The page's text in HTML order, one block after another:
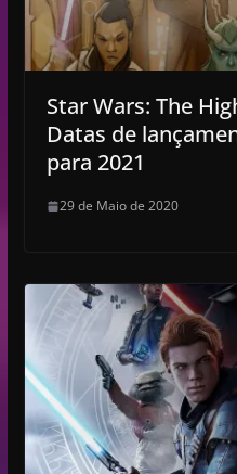
Star Wars: The
Datas de
para 2021
29 de Maio de 2020